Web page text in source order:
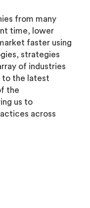
from many
time, lower
faster using
strategies
of industries
to the latest
the
us to
across